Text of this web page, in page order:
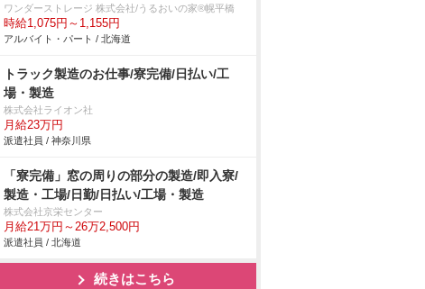
ワンダーストレージ 株式会社/うるおいの家®幌平橋
時給1,075円～1,155円
アルバイト・パート / 北海道
トラック製造のお仕事/寮完備/日払い/工
場・製造
株式会社ライオン社
月給23万円
派遣社員 / 神奈川県
「寮完備」窓の周りの部分の製造/即入寮/
製造・工場/日勤/日払い/工場・製造
株式会社京栄センター
月給21万円～26万2,500円
派遣社員 / 北海道
続きはこちら